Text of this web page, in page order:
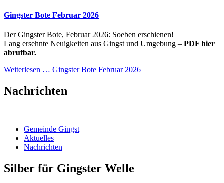
Gingster Bote Februar 2026
Der Gingster Bote, Februar 2026: Soeben erschienen!
Lang ersehnte Neuigkeiten aus Gingst und Umgebung – PDF hier
abrufbar.
Weiterlesen … Gingster Bote Februar 2026
Nachrichten
Gemeinde Gingst
Aktuelles
Nachrichten
Silber für Gingster Welle